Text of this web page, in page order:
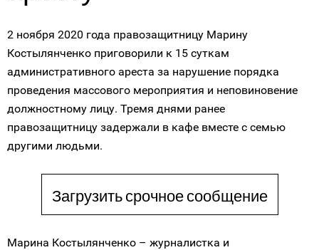
2 ноября 2020 года правозащитницу Марину
Костылянченко приговорили к 15 суткам
административного ареста за нарушение порядка
проведения массового мероприятия и неповиновение
должностному лицу. Тремя днями ранее
правозащитницу задержали в кафе вместе с семью
другими людьми.
Загрузить срочное сообщение
Марина Костылянченко – журналистка и